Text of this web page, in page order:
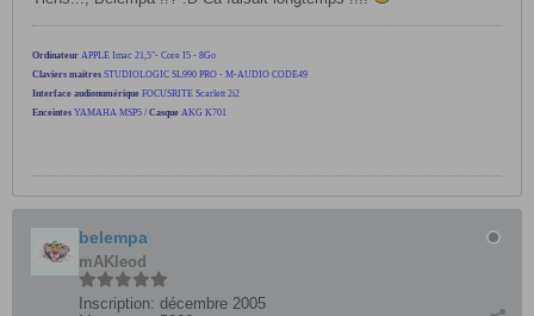
Ordinateur APPLE Imac 21,5"- Core I5 - 8Go
Claviers maitres STUDIOLOGIC SL990 PRO - M-AUDIO CODE49
Interface audionumérique FOCUSRITE Scarlett 2i2
Enceintes YAMAHA MSP5 / Casque AKG K701
belempa
mAKleod
Inscription: décembre 2005